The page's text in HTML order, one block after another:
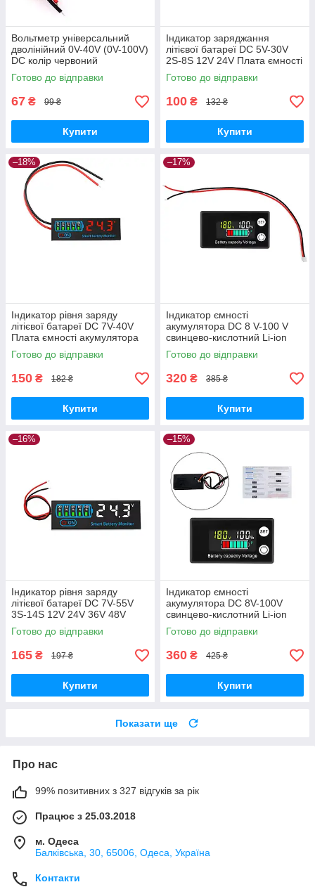
Вольтметр універсальний
дволінійний 0V-40V (0V-100V)
DC колір червоний
Готово до відправки
67 ₴ 99 ₴
Купити
Індикатор заряджання
літієвої батареї DC 5V-30V
2S-8S 12V 24V Плата ємності
акумулятора
Готово до відправки
100 ₴ 132 ₴
Купити
–18%
Індикатор рівня заряду
літієвої батареї DC 7V-40V
Плата ємності акумулятора
колір червоний
Готово до відправки
150 ₴ 182 ₴
Купити
–17%
Індикатор ємності
акумулятора DC 8 V-100 V
свинцево-кислотний Li-ion
LiFePO4 вольтметр 12 V 24 V
48 V 72 V
Готово до відправки
320 ₴ 385 ₴
Купити
–16%
Індикатор рівня заряду
літієвої батареї DC 7V-55V
3S-14S 12V 24V 36V 48V
колір білий
Готово до відправки
165 ₴ 197 ₴
Купити
–15%
Індикатор ємності
акумулятора DC 8V-100V
свинцево-кислотний Li-ion
LiFePO4 12V-72V з
температурним датчиком
Готово до відправки
360 ₴ 425 ₴
Купити
Показати ще
Про нас
99% позитивних з 327 відгуків за рік
Працює з 25.03.2018
м. Одеса
Балківська, 30, 65006, Одеса, Україна
Контакти